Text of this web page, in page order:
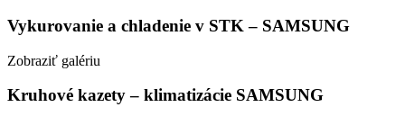
Vykurovanie a chladenie v STK – SAMSUNG
Zobraziť galériu
Kruhové kazety – klimatizácie SAMSUNG